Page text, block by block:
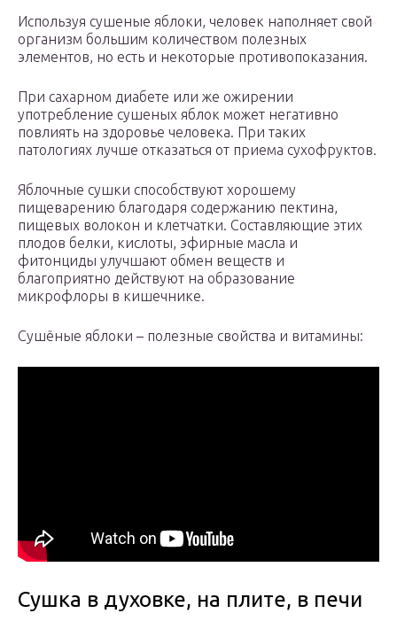
Используя сушеные яблоки, человек наполняет свой
организм большим количеством полезных
элементов, но есть и некоторые противопоказания.
При сахарном диабете или же ожирении
употребление сушеных яблок может негативно
повлиять на здоровье человека. При таких
патологиях лучше отказаться от приема сухофруктов.
Яблочные сушки способствуют хорошему
пищеварению благодаря содержанию пектина,
пищевых волокон и клетчатки. Составляющие этих
плодов белки, кислоты, эфирные масла и
фитонциды улучшают обмен веществ и
благоприятно действуют на образование
микрофлоры в кишечнике.
Сушёные яблоки – полезные свойства и витамины:
Сушка в духовке, на плите, в печи